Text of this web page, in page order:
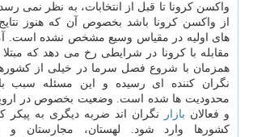
واکسن کرونا تا قبل از انتخابات، به نظر نمی
از واکسن کرونا باشد بخصوص آن که هنوز نتایج
های اولیه در مقیاس وسیع مشخص نشده است.
همزمان با شروع فصل سرما در خیلی از
نگران کننده ای رسیده و این مسئله سبب
محدودیت ها شده است. وضعیت بخصوص در
و فعالان بازار نگران اند ضربه دیگری به پیکر
کشورها وارد شود. لهستان، مجارستان